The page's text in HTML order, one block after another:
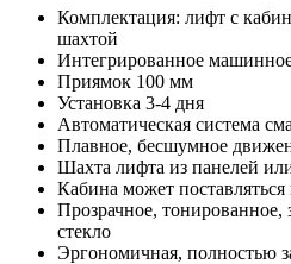
Комплектация: лифт с
шахтой
Интегрированное
Приямок 100 мм
Установка 3-4 дня
Автоматическая система
Плавное, бесшумное
Шахта лифта из панелей
Кабина может поставляться
Прозрачное, тонированное,
стекло
Эргономичная, полностью